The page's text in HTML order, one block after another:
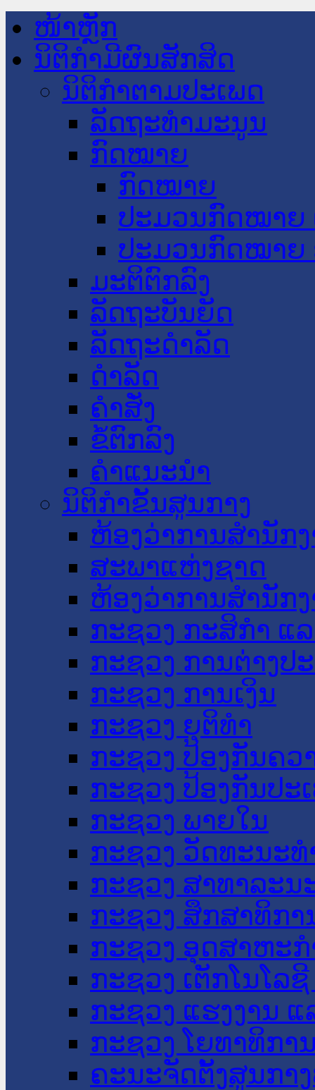
ໜ້າຫຼັກ
ນິຕິກໍາມີຜົນສັກສິດ
ນິຕິກໍາຕາມປະເພດ
ລັດຖະທໍາມະນູນ
ກົດໝາຍ
ກົດໝາຍ
ປະມວນກົດໝາຍ
ປະມວນກົດໝາຍ
ມະຕິຕົກລົງ
ລັດຖະບັນຍັດ
ລັດຖະດໍາລັດ
ດໍາລັດ
ຄໍາສັ່ງ
ຂໍ້ຕົກລົງ
ຄໍາແນະນໍາ
ນິຕິກໍາຂັ້ນສູນກາງ
ຫ້ອງວ່າການສໍານັກ
ສະພາແຫ່ງຊາດ
ຫ້ອງວ່າການສຳນັກ
ກະຊວງ ກະສິກຳ ແ
ກະຊວງ ການຕ່າງປ
ກະຊວງ ການເງິນ
ກະຊວງ ຍຸຕິທໍາ
ກະຊວງ ປ້ອງກັນຄວ
ກະຊວງ ປ້ອງກັນປະ
ກະຊວງ ພາຍໃນ
ກະຊວງ ວັດທະນະ
ກະຊວງ ສາທາລະນ
ກະຊວງ ສຶກສາທິກາ
ກະຊວງ ອຸດສາຫະ
ກະຊວງ ເຕັກໂນໂລ
ກະຊວງ ແຮງງານ
ກະຊວງ ໂຍທາທິກາ
ຄະນະຈັດຕັ້ງສູນກາ